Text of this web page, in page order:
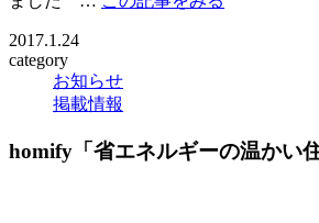
2017.1.24
category
お知らせ
掲載情報
homify「省エネルギーの温かい